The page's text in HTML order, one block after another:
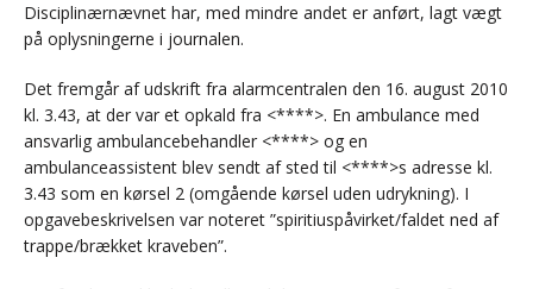
Disciplinærnævnet har, med mindre andet er anført, lagt vægt
på oplysningerne i journalen.
Det fremgår af udskrift fra alarmcentralen den 16. august 2010
kl. 3.43, at der var et opkald fra <****>. En ambulance med
ansvarlig ambulancebehandler <****> og en
ambulanceassistent blev sendt af sted til <****>s adresse kl.
3.43 som en kørsel 2 (omgående kørsel uden udrykning). I
opgavebeskrivelsen var noteret ”spiritiuspåvirket/faldet ned af
trappe/brækket kraveben”.